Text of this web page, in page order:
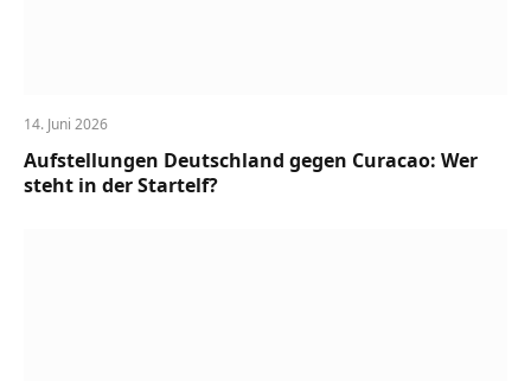
14. Juni 2026
Aufstellungen Deutschland gegen Curacao: Wer
steht in der Startelf?